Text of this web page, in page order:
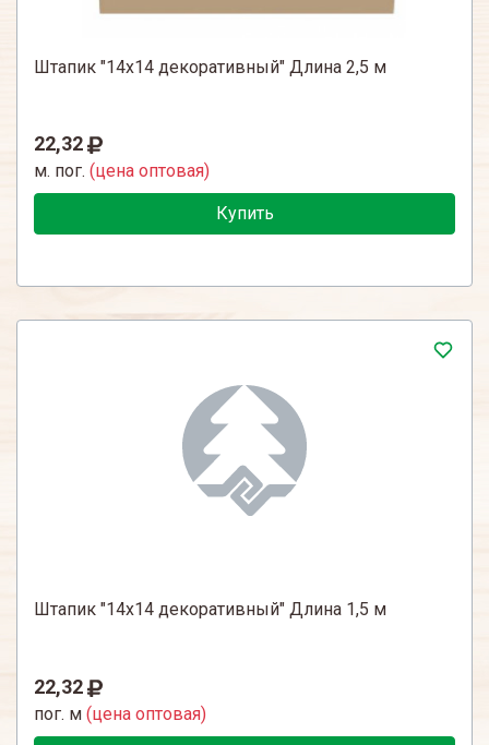
Штапик "14х14 декоративный" Длина 2,5 м
22,32
м. пог. (цена оптовая)
Купить
Штапик "14х14 декоративный" Длина 1,5 м
22,32
пог. м (цена оптовая)